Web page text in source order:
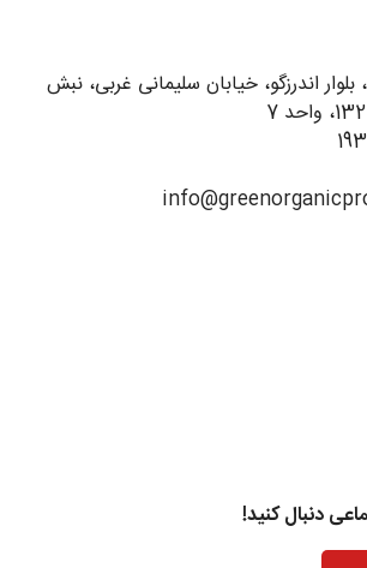
بلوار اندرزگو، خیابان سلیمانی غربی، نبش
دنبال کنید!